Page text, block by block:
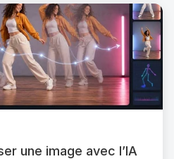
une image avec l’IA